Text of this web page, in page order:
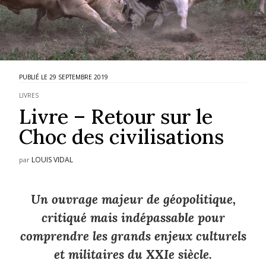
29 SEPTEMBRE 2019
LIVRES
Livre – Retour sur le
Choc des civilisations
par LOUIS VIDAL
Un ouvrage majeur de géopolitique,
critiqué mais indépassable pour
comprendre les grands enjeux culturels
et militaires du XXIe siècle.